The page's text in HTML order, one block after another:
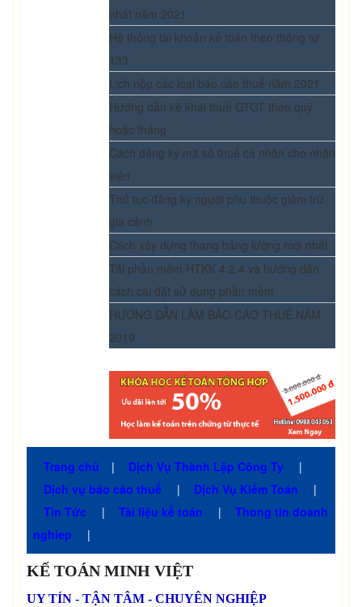
nhất năm 2021
Hệ thống tài khoản kế toán theo thông tư
133
Lịch nộp các loại báo cáo thuế năm 2021
Hướng dẫn kê khai thuế GTGT theo quý
hoặc tháng
Cách đăng ký mã số thuế cá nhân cho nhân
viên
Thủ tục đăng ký người phụ thuộc giảm trừ
gia cảnh
Cách xây dựng thang bảng lương mới nhất
Tải phần mềm HTKK 4.2.4 và hướng dẫn
cách cài đặt sử dụng phần mềm
HƯỚNG DẪN LÀM BÁO CÁO THUẾ NĂM
2019
Trang chủ | Dịch Vụ Thành Lập Công Ty
|
Dịch vụ báo cáo thuế
| Dịch Vụ Kiểm Toán
|
Tin Tức
| Tài liệu kế toán |
Thong tin doanh
nghiep
|
KẾ TOÁN MINH VIỆT
UY TÍN - TẬN TÂM - CHUYÊN NGHIỆP